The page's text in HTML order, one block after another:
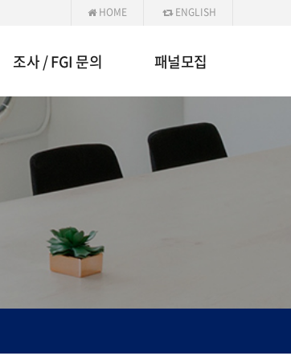
HOME ENGLISH
조사 / FGI 문의 패널모집